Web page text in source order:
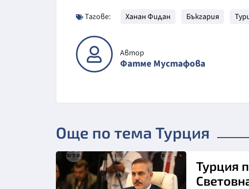
Тагове: Ханан Фидан Бъкгария
Автор
Фатме Мустафова
Още по тема Турция
Турция